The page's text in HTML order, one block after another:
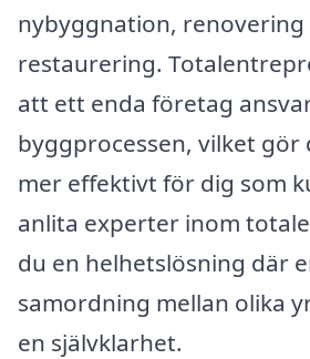
nybyggnation, renovering
restaurering.
att ett enda företag
byggprocessen, vilket gör
mer effektivt för dig som
anlita experter inom
du en helhetslösning där
samordning mellan olika
en självklarhet.